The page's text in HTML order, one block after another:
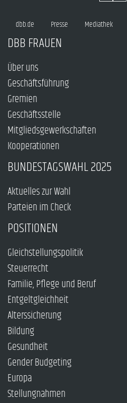
dbb.de Presse Mediathek
DBB FRAUEN
Über uns
Geschäftsführung
Gremien
Geschäftsstelle
Mitgliedsgewerkschaften
Kooperationen
BUNDESTAGSWAHL 2025
Aktuelles zur Wahl
Parteien im Check
POSITIONEN
Gleichstellungspolitik
Steuerrecht
Familie, Pflege und Beruf
Entgeltgleichheit
Alterssicherung
Bildung
Gesundheit
Gender Budgeting
Europa
Stellungnahmen